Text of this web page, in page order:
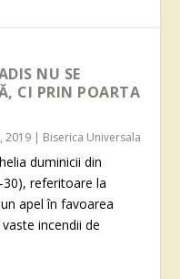
NU SE
CI PRIN POARTA
2019 | Biserica Universala
duminicii din
referitoare la
apel în favoarea
incendii de